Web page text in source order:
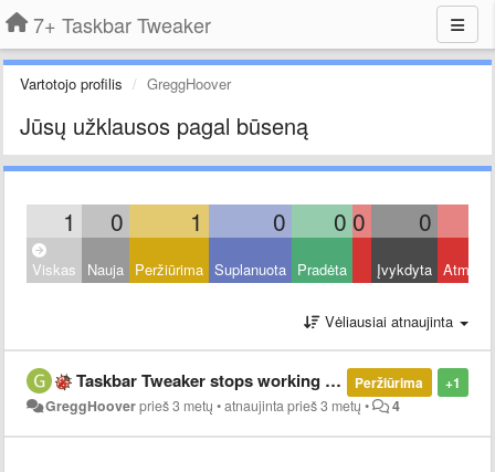
7+ Taskbar Tweaker
Vartotojo profilis GreggHoover
Jūsų užklausos pagal būseną
1 0 1 0 0 0 0
Viskas Nauja Peržiūrima Suplanuota Pradėta Įvykdyta
Vėliausiai atnaujinta
+1
Peržiūrima
Taskbar Tweaker stops working when application is maximized from the tool tray
GreggHooverprieš 3 metų•atnaujintaprieš 3 metų• 4